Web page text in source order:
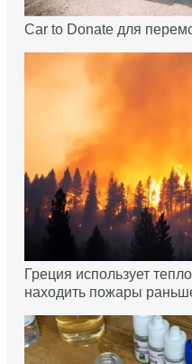
Car to Donate для
Греция использует
находить пожары